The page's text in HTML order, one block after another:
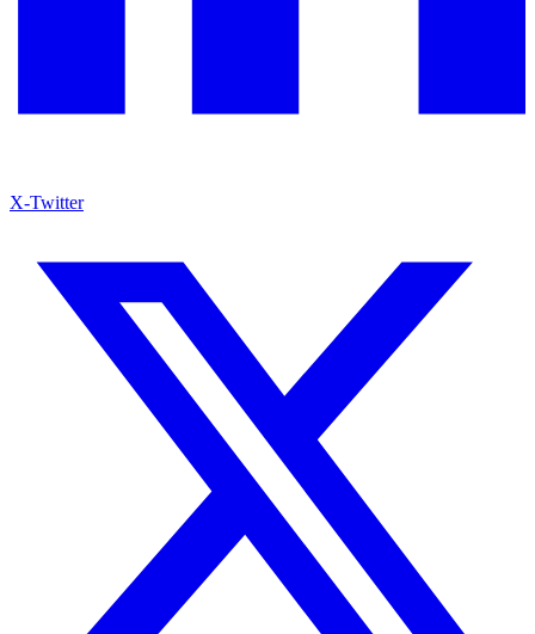
X-Twitter